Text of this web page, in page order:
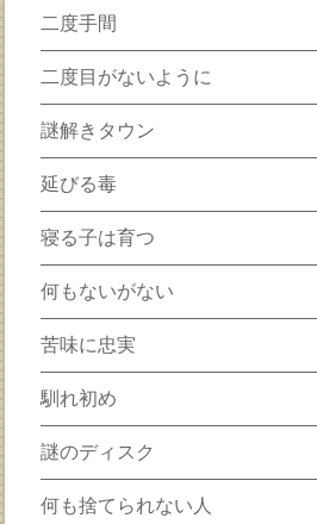
二度手間
二度目がないように
謎解きタウン
延びる毒
寝る子は育つ
何もないがない
苦味に忠実
馴れ初め
謎のディスク
何も捨てられない人